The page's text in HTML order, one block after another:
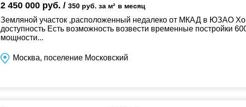
2 450 000 руб. / 350 руб. за м² в месяц
Земляной участок ,расположенный недалеко от МКАД в ЮЗАО
доступность Есть возможность возвести временные постройки
мощности...
Москва, поселение Московский